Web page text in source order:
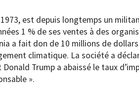
est depuis longtemps un
1 % de ses ventes à des
a fait don de 10 millions de
climatique. La société a
Trump a abaissé le taux
».